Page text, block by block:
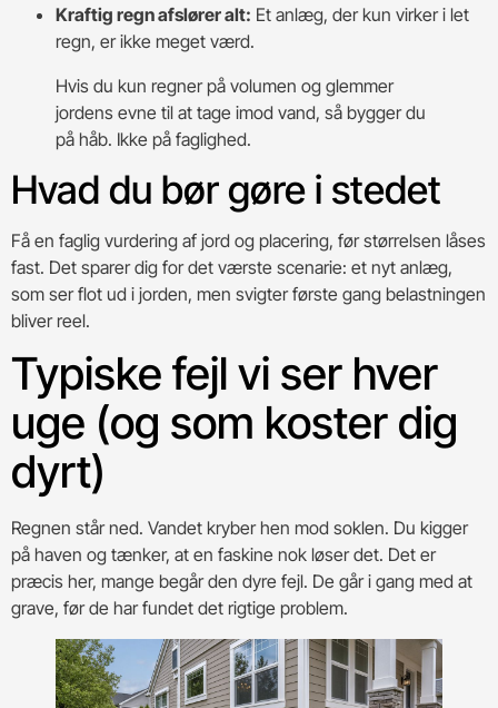
Kraftig regn afslører alt: Et anlæg, der kun virker i let
regn, er ikke meget værd.
Hvis du kun regner på volumen og glemmer
jordens evne til at tage imod vand, så bygger du
på håb. Ikke på faglighed.
Hvad du bør gøre i stedet
Få en faglig vurdering af jord og placering, før størrelsen låses
fast. Det sparer dig for det værste scenarie: et nyt anlæg,
som ser flot ud i jorden, men svigter første gang belastningen
bliver reel.
Typiske fejl vi ser hver
uge (og som koster dig
dyrt)
Regnen står ned. Vandet kryber hen mod soklen. Du kigger
på haven og tænker, at en faskine nok løser det. Det er
præcis her, mange begår den dyre fejl. De går i gang med at
grave, før de har fundet det rigtige problem.